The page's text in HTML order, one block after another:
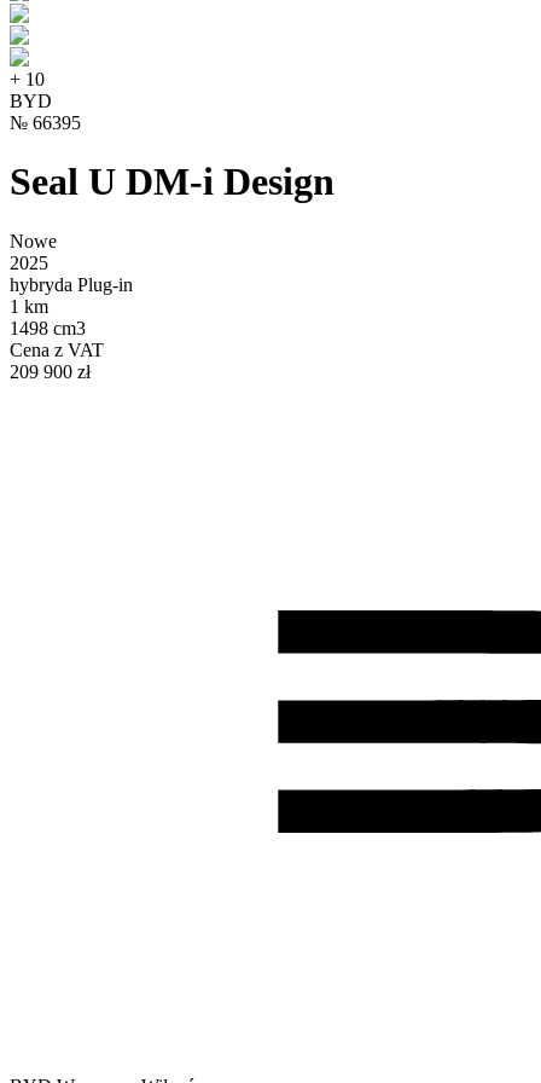
+ 10
BYD
№ 66395
Seal U DM-i Design
Nowe
2025
hybryda Plug-in
1 km
1498 cm3
Cena z VAT
209 900 zł